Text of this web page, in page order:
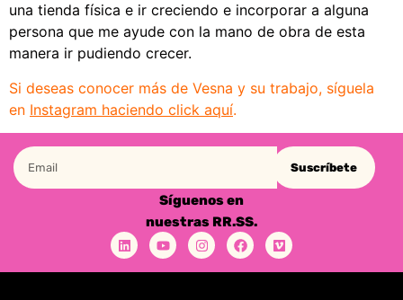
una tienda física e ir creciendo e incorporar a alguna
persona que me ayude con la mano de obra de esta
manera ir pudiendo crecer.
Si deseas conocer más de Vesna y su trabajo, síguela
en Instagram haciendo click aquí.
Suscríbete
Síguenos en
nuestras RR.SS.